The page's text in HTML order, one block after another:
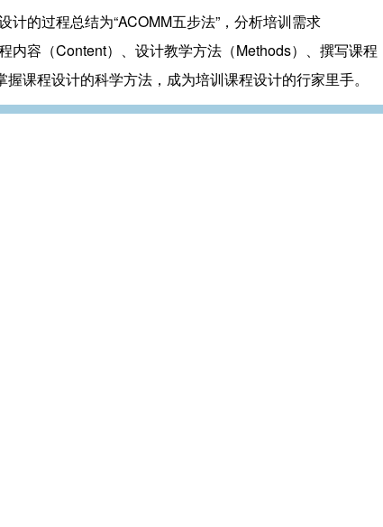
的过程总结为“ACOMM五步法”，分析培训需求
内容（Content）、设计教学方法（Methods）、撰写课程
课程设计的科学方法，成为培训课程设计的行家里手。